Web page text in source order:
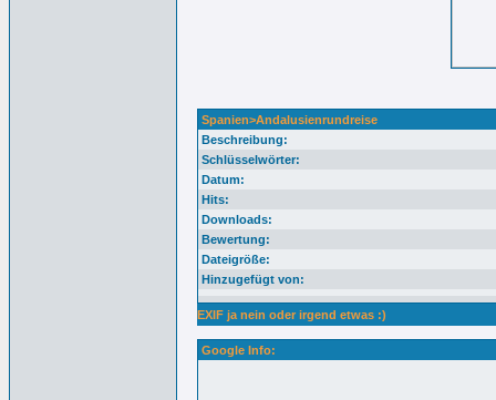
Spanien>Andalusienrundreise
Beschreibung:
Schlüsselwörter:
Datum:
Hits:
Downloads:
Bewertung:
Dateigröße:
Hinzugefügt von:
EXIF ja nein oder irgend etwas :)
Google Info: